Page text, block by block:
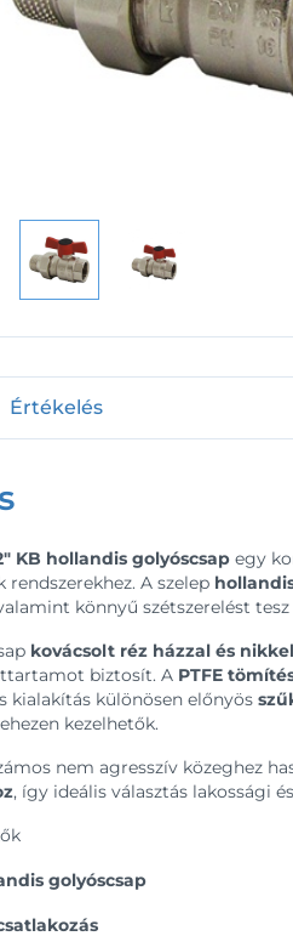
Értékelés
KB hollandis golyóscsap egy
rendszerekhez. A szelep
könnyű szétszerelést
kovácsolt réz házzal és
biztosít. A PTFE
kialakítás különösen előnyös
kezelhetők.
nem agresszív közeghez
, így ideális választás lakossági
golyóscsap